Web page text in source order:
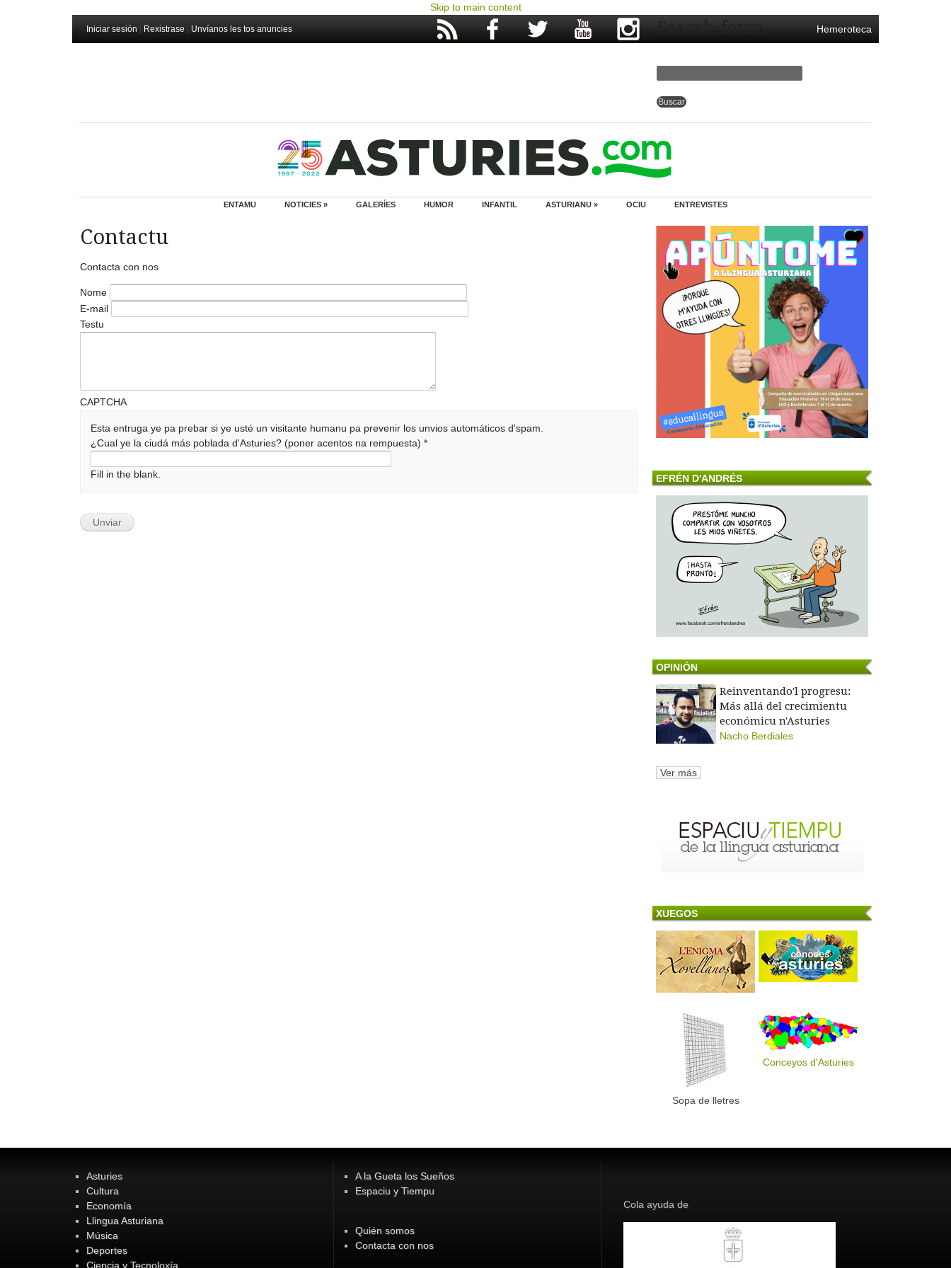
Skip to main content
Iniciar sesión Rexistrase Unvíanos les tos anuncies Hemeroteca
Search form
ENTAMU NOTICIES » GALERÍES HUMOR INFANTIL ASTURIANU » OCIU ENTREVISTES
Contactu
Contacta con nos
Nome
E-mail
Testu
CAPTCHA
Esta entruga ye pa prebar si ye usté un visitante humanu pa prevenir los unvios automáticos d'spam.
¿Cual ye la ciudá más poblada d'Asturies? (poner acentos na rempuesta)*
Fill in the blank. EFRÉN D'ANDRÉS
OPINIÓN
Reinventando'l progresu:
Más allá del crecimientu
económicu n'Asturies
Nacho Berdiales
Ver más
XUEGOS
Sopa de lletres
Conceyos d'Asturies
Asturies
Cultura
Economía
Llingua Asturiana
Música
Deportes
Ciencia y Tecnoloxía
A la Gueta los Sueños
Espaciu y Tiempu
Quién somos
Contacta con nos
Cola ayuda de